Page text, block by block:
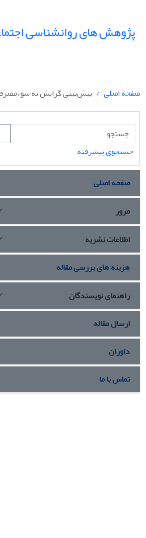
پژوهش های روانشناسی
صفحه اصلی پیش‌بینی گرایش به سوء‌مصرف
جستجوی پیشرفته
صفحه اصلی
مرور
اطلاعات نشریه
هزینه های بررسی مقاله
راهنمای نویسندگان
ارسال مقاله
داوران
تماس با ما